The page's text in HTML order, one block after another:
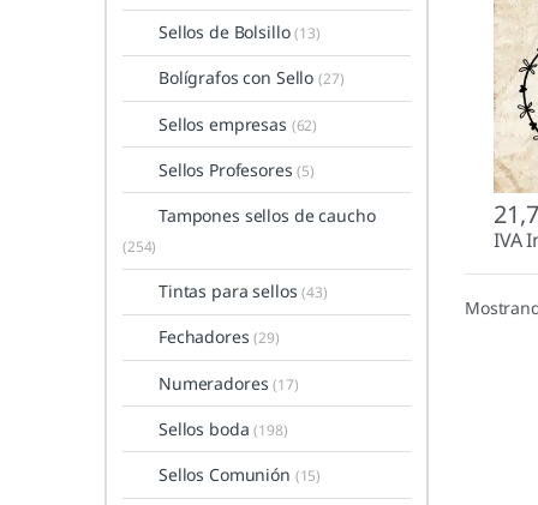
IVA
Sellos de Bolsillo(13)
Bolígrafos con Sello(27)
Sellos empresas (62)
Sellos Profesores(5)
Tampones sellos de caucho
(254)
Tintas para sellos(43)
Fechadores(29)
Numeradores(17)
Sellos boda(198)
Sellos Comunión (15)